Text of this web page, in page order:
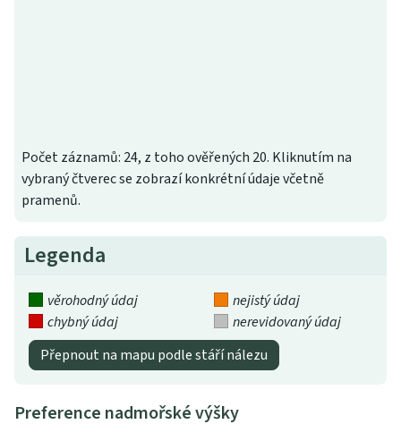
Počet záznamů: 24, z toho ověřených 20. Kliknutím na
vybraný čtverec se zobrazí konkrétní údaje včetně
pramenů.
Legenda
věrohodný údaj
nejistý údaj
chybný údaj
nerevidovaný údaj
Přepnout na mapu podle stáří nálezu
Preference nadmořské výšky